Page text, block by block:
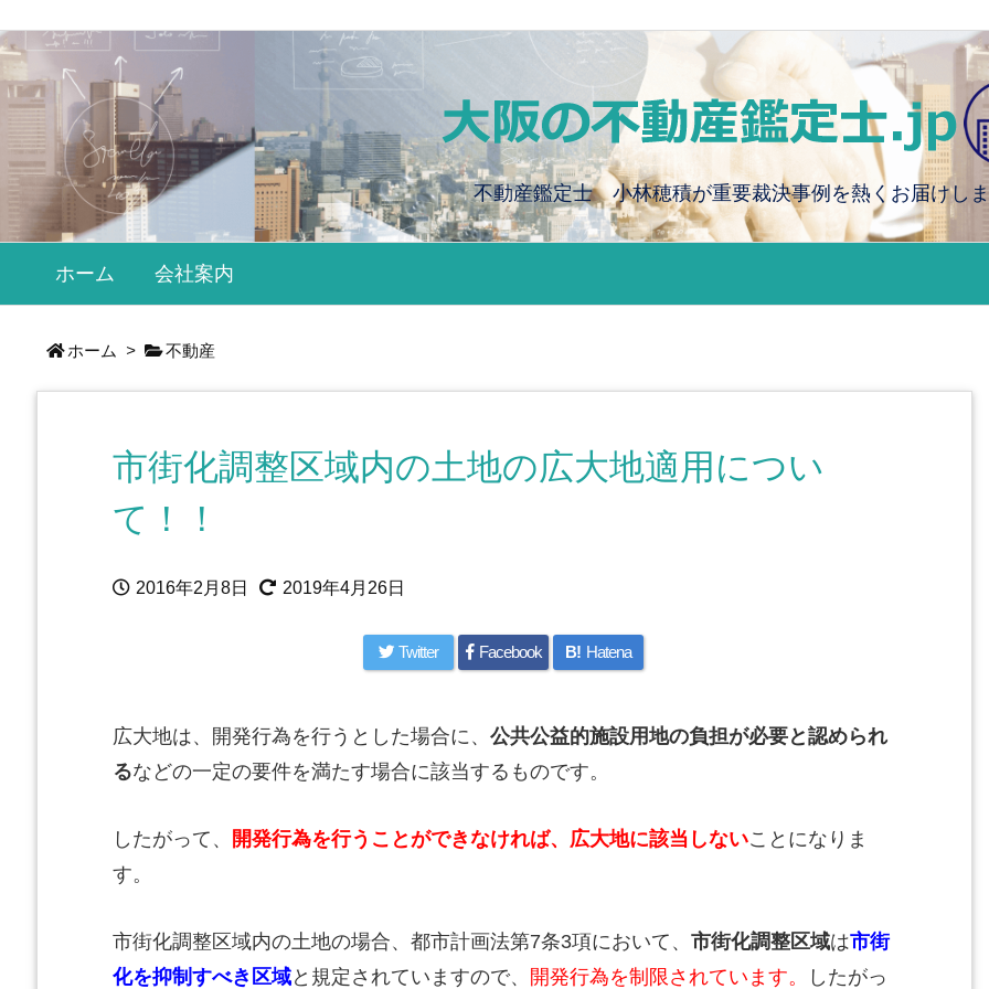
不動産鑑定士 小林穂積が重要裁決事例を熱くお届けし
ホーム 会社案内
ホーム > 不動産
市街化調整区域内の土地の広大地適用につい
て！！
2016年2月8日 2019年4月26日
Twitter Facebook B! Hatena
広大地は、開発行為を行うとした場合に、 公共公益的施設用地の負担が必要と認められ
るなどの一定の要件を満たす場合に該当するものです。
したがって、 開発行為を行うことができなければ、広大地に該当しないことになりま
す。
市街化調整区域内の土地の場合、都市計画法第7条3項において、 市街化調整区域は市街
化を抑制すべき区域と規定されていますので、 開発行為を制限されています。 したがっ